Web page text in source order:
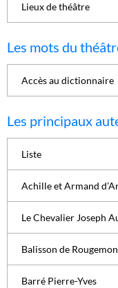
Lieux de théâtre
Les mots du
Accès au dictionnaire
Les principaux
Liste
Achille et Armand
Le Chevalier Joseph
Balisson de
Barré Pierre-Yves